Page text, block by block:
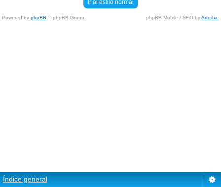
Ir al estilo normal
Powered by phpBB © phpBB Group. phpBB Mobile / SEO byArtodia
Índice general